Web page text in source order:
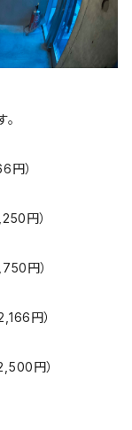
）
円）
円）
円）
円）